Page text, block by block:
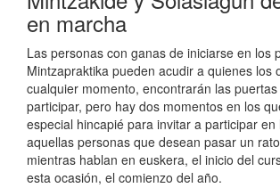
en marcha
Las personas con ganas de iniciarse en los
Mintzapraktika pueden acudir a quienes los
cualquier momento, encontrarán las
participar, pero hay dos momentos en los
especial hincapié para invitar a participar
aquellas personas que desean pasar un
mientras hablan en euskera, el inicio del
esta ocasión, el comienzo del año.